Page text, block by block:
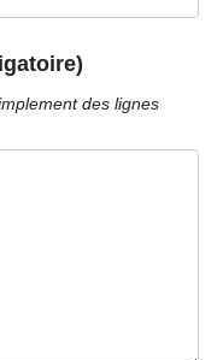
des lignes